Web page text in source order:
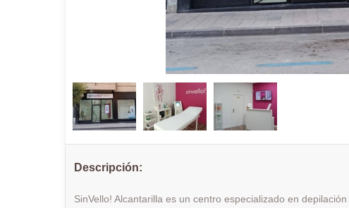
Descripción:
SinVello! Alcantarilla es un centro especializado en